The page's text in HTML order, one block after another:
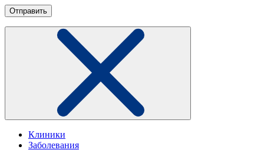
Клиники
Заболевания